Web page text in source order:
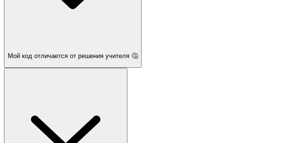
Мой код отличается от решения учителя 🤔